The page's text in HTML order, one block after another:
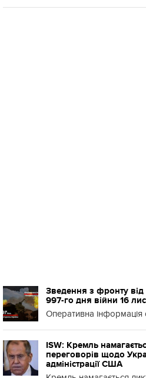
Зведення з фронту
997-го дня війни 16
Оперативна
ISW: Кремль
переговорів щодо
адміністрації США